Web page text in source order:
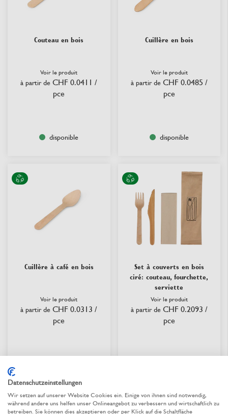
Couteau en bois
Voir le produit
à partir de CHF 0.0411 /
pce
disponible
Cuillère en bois
Voir le produit
à partir de CHF 0.0485 /
pce
disponible
Cuillère à café en bois
Voir le produit
à partir de CHF 0.0313 /
pce
Set à couverts en bois
ciré: couteau, fourchette,
serviette
Voir le produit
à partir de CHF 0.2093 /
pce
Datenschutzeinstellungen
Wir setzen auf unserer Website Cookies ein. Einige von ihnen sind notwendig,
während andere uns helfen unser Onlineangebot zu verbessern und wirtschaftlich zu
betreiben. Sie können dies akzeptieren oder per Klick auf die Schaltfläche